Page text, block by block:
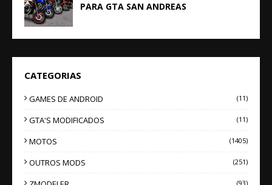
PARA GTA SAN ANDREAS
CATEGORIAS
GAMES DE ANDROID (11)
GTA'S MODIFICADOS (11)
MOTOS (1405)
OUTROS MODS (251)
(93)